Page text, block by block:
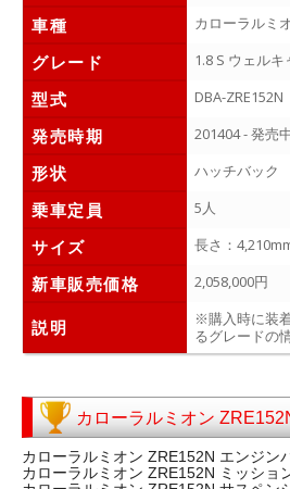
車種 カローラルミ
グレード 1.8 S ウェル
型式 DBA-ZRE152N
発売時期 201404 - 発売
形状 ハッチバック
乗車定員 5人
サイズ 長さ：
新車販売価格 2,058,000円
説明
※購入時に装
るグレードの
カローラルミオン
カローラルミオン ZRE152N エンジン
カローラルミオン ZRE152N ミッショ